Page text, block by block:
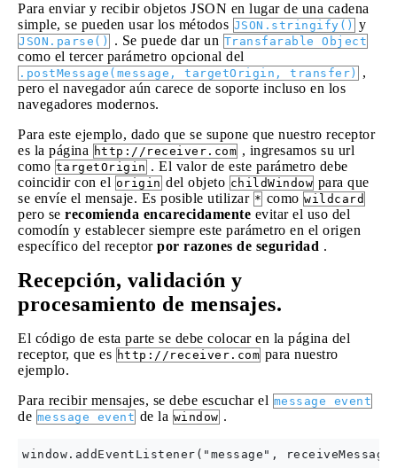
Para enviar y recibir objetos JSON en lugar de una cadena
simple, se pueden usar los métodos JSON.stringify() y
JSON.parse() . Se puede dar un Transfarable Object
como el tercer parámetro opcional del
.postMessage(message, targetOrigin, transfer)
,
pero el navegador aún carece de soporte incluso en los
navegadores modernos.
Para este ejemplo, dado que se supone que nuestro receptor
es la página http://receiver.com , ingresamos su url
como targetOrigin . El valor de este parámetro debe
coincidir con el origin del objeto childWindow para que
se envíe el mensaje. Es posible utilizar * como wildcard
pero se recomienda encarecidamente evitar el uso del
comodín y establecer siempre este parámetro en el origen
específico del receptor por razones de seguridad .
Recepción, validación y
procesamiento de mensajes.
El código de esta parte se debe colocar en la página del
receptor, que es http://receiver.com para nuestro
ejemplo.
Para recibir mensajes, se debe escuchar el message event
de message event de la window .